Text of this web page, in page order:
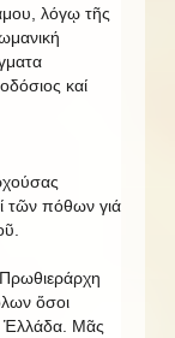
λόγῳ τῆς
καί
τῶν πόθων γιά
ὅσοι
Ἑλλάδα. Μᾶς